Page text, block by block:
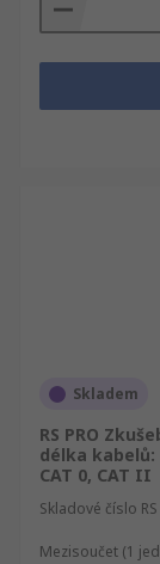
mm dorazila
sortiment
bezpečnostní
konektorů 4
výrobky.
Skladem
RS PRO
délka kabelů:
CAT 0, CAT II
Skladové číslo RS
Mezisoučet (1